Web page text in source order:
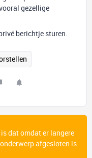
gezellige
berichtje sturen.
dat omdat er langere
afgesloten is.